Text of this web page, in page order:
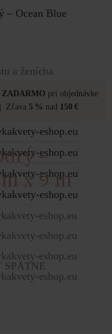
– Ocean Blue
ZADARMO pri objednávke
5 % nad 150 €
–
x 9 m